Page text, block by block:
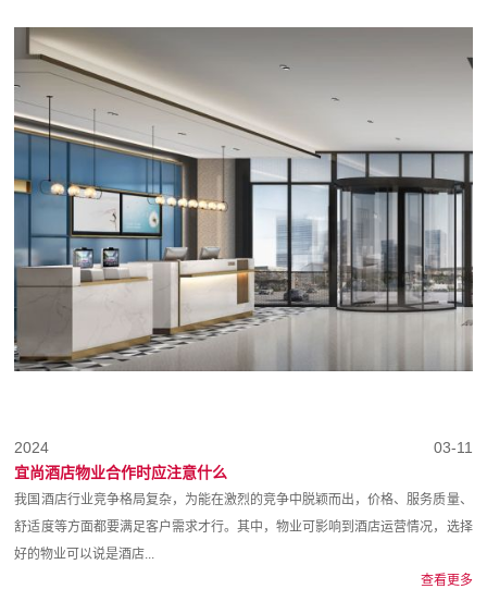
03-11
2024
宜尚酒店物业合作时应注意什么
我国酒店行业竞争格局复杂，为能在激烈的竞争中脱颖而出，价格、服务质量、
舒适度等方面都要满足客户需求才行。其中，物业可影响到酒店运营情况，选择
好的物业可以说是酒店...
查看更多